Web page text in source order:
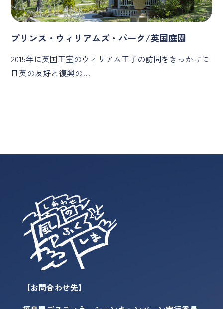
プリンス・ウィリアムズ・パーク/英国庭園
2015年に英国王室のウィリアム王子の訪問をきっかけに
日英の友好と復興の…
【お問合わせ先】